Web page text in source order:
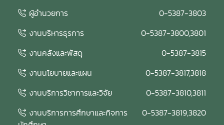
ผู้อำนวยการ
0-5387-3803
งานบริหารธุรการ
0-5387-3800,3801
งานคลังและพัสดุ
0-5387-3815
งานนโยบายและแผน
0-5387-3817,3818
งานบริการวิชาการและวิจัย
0-5387-3810,3811
งานบริการการศึกษาและกิจการ
0-5387-3819,3820